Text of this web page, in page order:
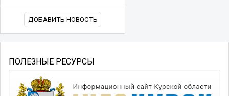
ДОБАВИТЬ НОВОСТЬ
ПОЛЕЗНЫЕ РЕСУРСЫ